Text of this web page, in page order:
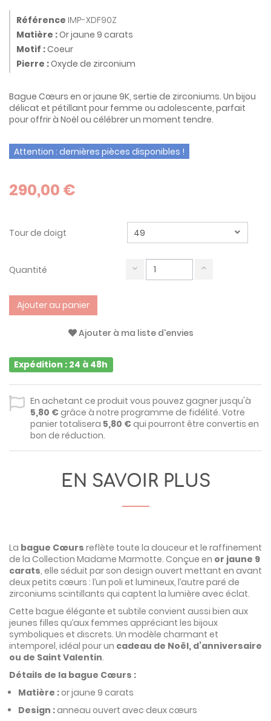
Référence IMP-XDF90Z
Matière :Or jaune 9 carats
Motif :Coeur
Pierre :Oxyde de zirconium
Bague Cœurs en or jaune 9K, sertie de zirconiums. Un bijou
délicat et pétillant pour femme ou adolescente, parfait
pour offrir à Noël ou célébrer un moment tendre.
Attention : dernières pièces disponibles !
290,00 €
Tour de doigt
Quantité
Ajouter au panier
Ajouter à ma liste d'envies
Expédition : 24 à 48h
En achetant ce produit vous pouvez gagner jusqu'à
5,80 €grâce à notre programme de fidélité. Votre
panier totalisera 5,80 €qui pourront être convertis en
bon de réduction.
EN SAVOIR PLUS
La bague Cœurs reflète toute la douceur et le raffinement
de la Collection Madame Marmotte. Conçue en or jaune 9
carats, elle séduit par son design ouvert mettant en avant
deux petits cœurs : l’un poli et lumineux, l’autre paré de
zirconiums scintillants qui captent la lumière avec éclat.
Cette bague élégante et subtile convient aussi bien aux
jeunes filles qu’aux femmes appréciant les bijoux
symboliques et discrets. Un modèle charmant et
intemporel, idéal pour un cadeau de Noël, d’anniversaire
ou de Saint Valentin.
Détails de la bague Cœurs :
Matière :or jaune 9 carats
Design :anneau ouvert avec deux cœurs